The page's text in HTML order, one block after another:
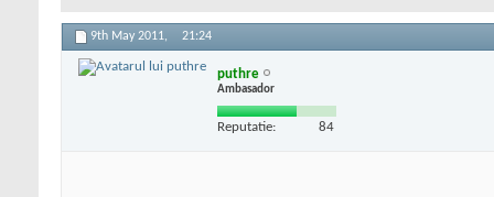
9th May 2011, 21:24
puthre
Ambasador
Reputatie: 84